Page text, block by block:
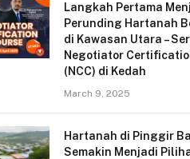
Langkah Pertama
Perunding Hartanah
di Kawasan Utara –
Negotiator
(NCC) di Kedah
March 9, 2025
Hartanah di Pinggir
Semakin Menjadi